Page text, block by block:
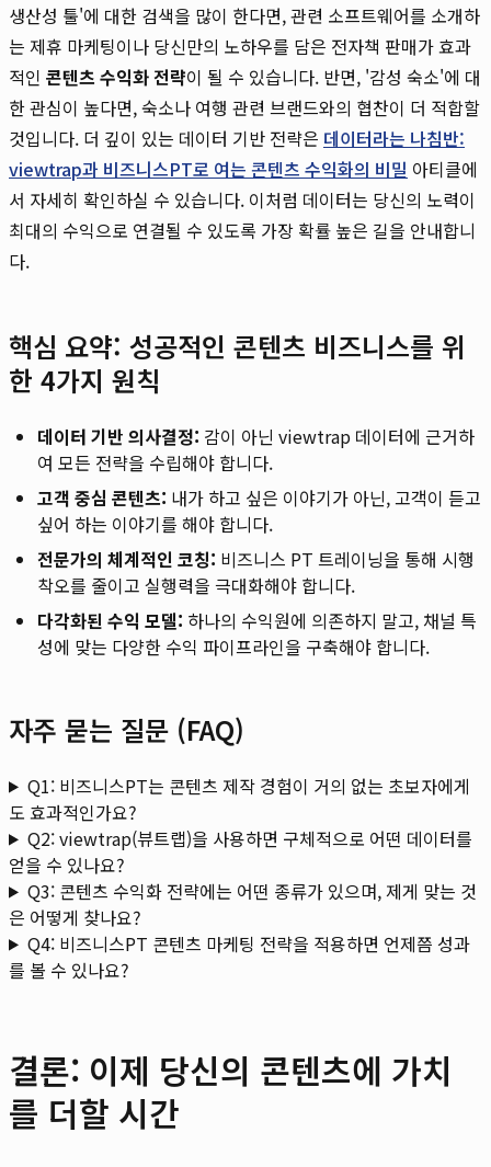
생산성 툴'에 대한 검색을 많이 한다면, 관련 소프트웨어를 소개하
는 제휴 마케팅이나 당신만의 노하우를 담은 전자책 판매가 효과
적인 콘텐츠 수익화 전략이 될 수 있습니다. 반면, '감성 숙소'에 대
한 관심이 높다면, 숙소나 여행 관련 브랜드와의 협찬이 더 적합할
것입니다. 더 깊이 있는 데이터 기반 전략은 데이터라는 나침반:
viewtrap과 비즈니스PT로 여는 콘텐츠 수익화의 비밀 아티클에
서 자세히 확인하실 수 있습니다. 이처럼 데이터는 당신의 노력이
최대의 수익으로 연결될 수 있도록 가장 확률 높은 길을 안내합니
다.
핵심 요약: 성공적인 콘텐츠 비즈니스를 위
한 4가지 원칙
데이터 기반 의사결정: 감이 아닌 viewtrap 데이터에 근거하
여 모든 전략을 수립해야 합니다.
고객 중심 콘텐츠: 내가 하고 싶은 이야기가 아닌, 고객이 듣고
싶어 하는 이야기를 해야 합니다.
전문가의 체계적인 코칭: 비즈니스 PT 트레이닝을 통해 시행
착오를 줄이고 실행력을 극대화해야 합니다.
다각화된 수익 모델: 하나의 수익원에 의존하지 말고, 채널 특
성에 맞는 다양한 수익 파이프라인을 구축해야 합니다.
자주 묻는 질문 (FAQ)
Q1: 비즈니스PT는 콘텐츠 제작 경험이 거의 없는 초보자에게
도 효과적인가요?
Q2: viewtrap(뷰트랩)을 사용하면 구체적으로 어떤 데이터를
얻을 수 있나요?
Q3: 콘텐츠 수익화 전략에는 어떤 종류가 있으며, 제게 맞는 것
은 어떻게 찾나요?
Q4: 비즈니스PT 콘텐츠 마케팅 전략을 적용하면 언제쯤 성과
를 볼 수 있나요?
결론: 이제 당신의 콘텐츠에 가치
를 더할 시간